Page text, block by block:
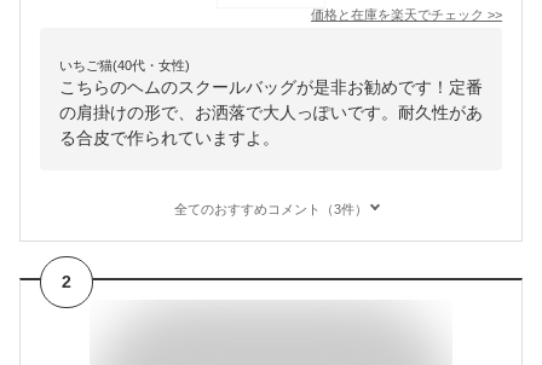
価格と在庫を楽天でチェック >>
いちご猫(40代・女性)
こちらのヘムのスクールバッグが是非お勧めです！定番
の肩掛けの形で、お洒落で大人っぽいです。耐久性があ
る合皮で作られていますよ。
全てのおすすめコメント（3件）
2